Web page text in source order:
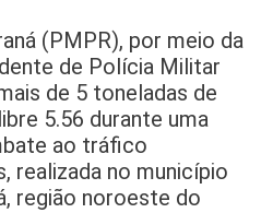
(PMPR), por meio da
de Polícia Militar
de 5 toneladas de
5.56 durante uma
ao tráfico
realizada no município
região noroeste do